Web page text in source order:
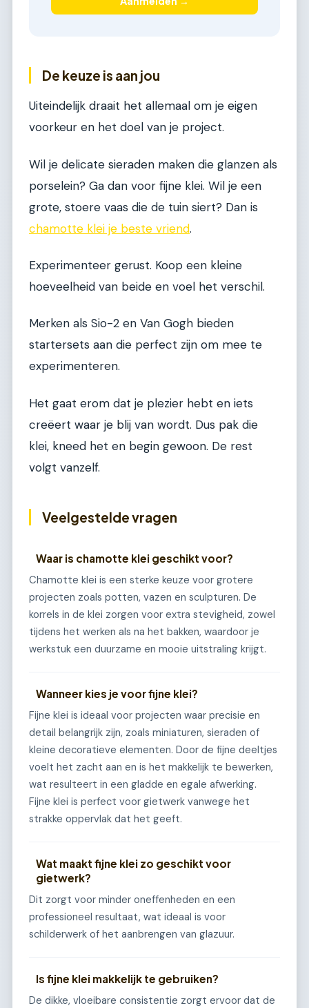
De keuze is aan jou
Uiteindelijk draait het allemaal om je eigen
voorkeur en het doel van je project.
Wil je delicate sieraden maken die glanzen als
porselein? Ga dan voor fijne klei. Wil je een
grote, stoere vaas die de tuin siert? Dan is
chamotte klei je beste vriend.
Experimenteer gerust. Koop een kleine
hoeveelheid van beide en voel het verschil.
Merken als Sio-2 en Van Gogh bieden
startersets aan die perfect zijn om mee te
experimenteren.
Het gaat erom dat je plezier hebt en iets
creëert waar je blij van wordt. Dus pak die
klei, kneed het en begin gewoon. De rest
volgt vanzelf.
Veelgestelde vragen
Waar is chamotte klei geschikt voor?
Chamotte klei is een sterke keuze voor grotere
projecten zoals potten, vazen en sculpturen. De
korrels in de klei zorgen voor extra stevigheid, zowel
tijdens het werken als na het bakken, waardoor je
werkstuk een duurzame en mooie uitstraling krijgt.
Wanneer kies je voor fijne klei?
Fijne klei is ideaal voor projecten waar precisie en
detail belangrijk zijn, zoals miniaturen, sieraden of
kleine decoratieve elementen. Door de fijne deeltjes
voelt het zacht aan en is het makkelijk te bewerken,
wat resulteert in een gladde en egale afwerking.
Fijne klei is perfect voor gietwerk vanwege het
strakke oppervlak dat het geeft.
Wat maakt fijne klei zo geschikt voor
gietwerk?
Dit zorgt voor minder oneffenheden en een
professioneel resultaat, wat ideaal is voor
schilderwerk of het aanbrengen van glazuur.
Is fijne klei makkelijk te gebruiken?
De dikke, vloeibare consistentie zorgt ervoor dat de